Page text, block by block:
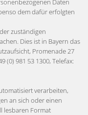
Daten
dem dafür erfolgten
zuständigen
Dies ist in Bayern das
Promenade 27
(0) 981 53 1300, Telefax:
verarbeiten,
an sich oder einen
lesbaren Format